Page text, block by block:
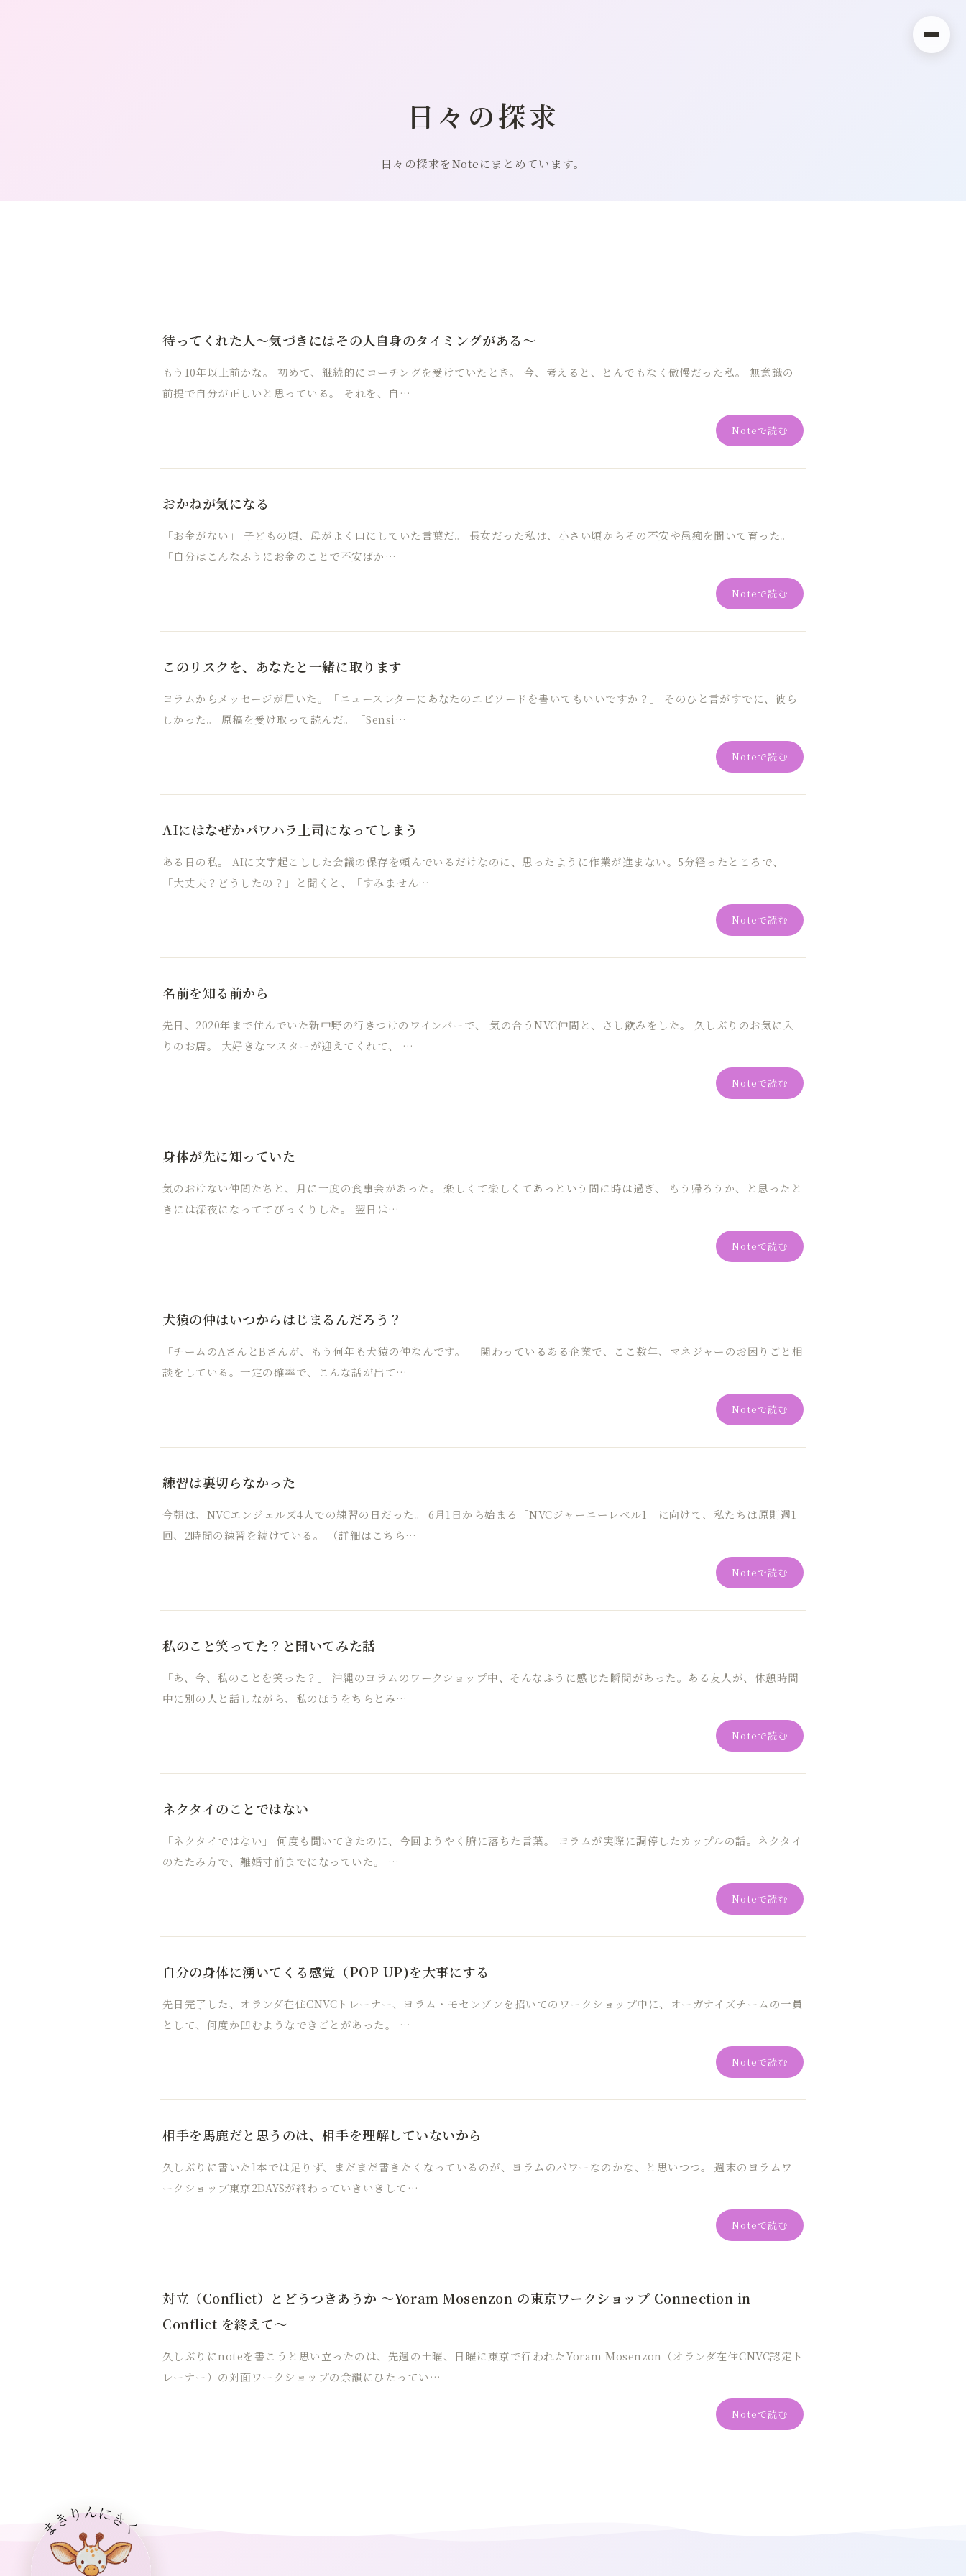
日々の探求
日々の探求をNoteにまとめています。
待ってくれた人～気づきにはその人自身のタイミングがある～
もう10年以上前かな。 初めて、継続的にコーチングを受けていたとき。 今、考えると、とんでもなく傲慢だった私。 無意識の
前提で自分が正しいと思っている。 それを、自…
Noteで読む
おかねが気になる
「お金がない」 子どもの頃、母がよく口にしていた言葉だ。 長女だった私は、小さい頃からその不安や愚痴を聞いて育った。
「自分はこんなふうにお金のことで不安ばか…
Noteで読む
このリスクを、あなたと一緒に取ります
ヨラムからメッセージが届いた。「ニュースレターにあなたのエピソードを書いてもいいですか？」 そのひと言がすでに、彼ら
しかった。 原稿を受け取って読んだ。「Sensi…
Noteで読む
AIにはなぜかパワハラ上司になってしまう
ある日の私。 AIに文字起こしした会議の保存を頼んでいるだけなのに、思ったように作業が進まない。5分経ったところで、
「大丈夫？どうしたの？」と聞くと、「すみません…
Noteで読む
名前を知る前から
先日、2020年まで住んでいた新中野の行きつけのワインバーで、 気の合うNVC仲間と、さし飲みをした。 久しぶりのお気に入
りのお店。 大好きなマスターが迎えてくれて、 …
Noteで読む
身体が先に知っていた
気のおけない仲間たちと、月に一度の食事会があった。 楽しくて楽しくてあっという間に時は過ぎ、 もう帰ろうか、と思ったと
きには深夜になっててびっくりした。 翌日は…
Noteで読む
犬猿の仲はいつからはじまるんだろう？
「チームのAさんとBさんが、もう何年も犬猿の仲なんです。」 関わっているある企業で、ここ数年、マネジャーのお困りごと相
談をしている。一定の確率で、こんな話が出て…
Noteで読む
練習は裏切らなかった
今朝は、NVCエンジェルズ4人での練習の日だった。 6月1日から始まる「NVCジャーニーレベル1」に向けて、私たちは原則週1
回、2時間の練習を続けている。 （詳細はこちら…
Noteで読む
私のこと笑ってた？と聞いてみた話
「あ、今、私のことを笑った？」 沖縄のヨラムのワークショップ中、そんなふうに感じた瞬間があった。ある友人が、休憩時間
中に別の人と話しながら、私のほうをちらとみ…
Noteで読む
ネクタイのことではない
「ネクタイではない」 何度も聞いてきたのに、今回ようやく腑に落ちた言葉。 ヨラムが実際に調停したカップルの話。ネクタイ
のたたみ方で、離婚寸前までになっていた。 …
Noteで読む
自分の身体に湧いてくる感覚（POP UP)を大事にする
先日完了した、オランダ在住CNVCトレーナー、ヨラム・モセンゾンを招いてのワークショップ中に、オーガナイズチームの一員
として、何度か凹むようなできごとがあった。 …
Noteで読む
相手を馬鹿だと思うのは、相手を理解していないから
久しぶりに書いた1本では足りず、まだまだ書きたくなっているのが、ヨラムのパワーなのかな、と思いつつ。 週末のヨラムワ
ークショップ東京2DAYSが終わっていきいきして…
Noteで読む
対立（Conflict）とどうつきあうか ～Yoram Mosenzon の東京ワークショップ Connection in
Conflict を終えて～
久しぶりにnoteを書こうと思い立ったのは、先週の土曜、日曜に東京で行われたYoram Mosenzon（オランダ在住CNVC認定ト
レーナー）の対面ワークショップの余韻にひたってい…
Noteで読む